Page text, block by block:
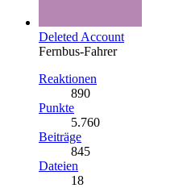
Deleted Account
Fernbus-Fahrer
Reaktionen
890
Punkte
5.760
Beiträge
845
Dateien
18